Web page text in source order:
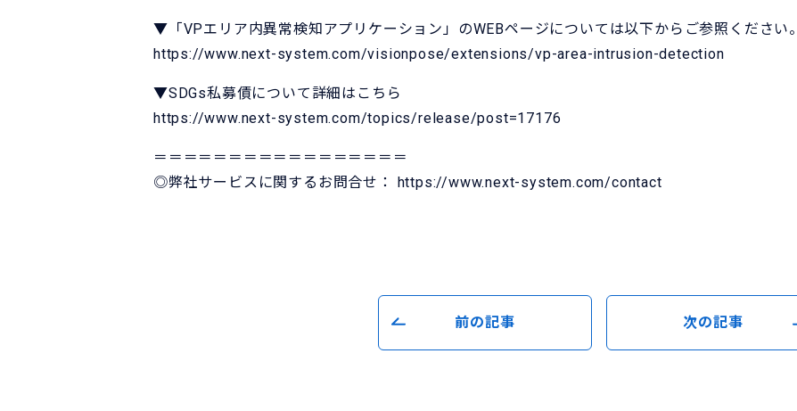
▼「VPエリア内異常検知アプリケーション」のWEBページについては以下からご参照ください。
https://www.next-system.com/visionpose/extensions/vp-area-intrusion-detection
▼SDGs私募債について詳細はこちら
https://www.next-system.com/topics/release/post=17176
＝＝＝＝＝＝＝＝＝＝＝＝＝＝＝＝＝
◎弊社サービスに関するお問合せ： https://www.next-system.com/contact
前の記事 次の記事